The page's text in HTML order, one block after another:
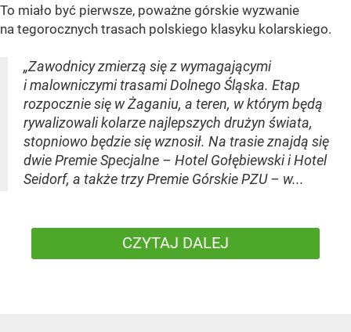
To miało być pierwsze, poważne górskie wyzwanie
na tegorocznych trasach polskiego klasyku kolarskiego.
„Zawodnicy zmierzą się z wymagającymi
i malowniczymi trasami Dolnego Śląska. Etap
rozpocznie się w Żaganiu, a teren, w którym będą
rywalizowali kolarze najlepszych drużyn świata,
stopniowo będzie się wznosił. Na trasie znajdą się
dwie Premie Specjalne – Hotel Gołębiewski i Hotel
Seidorf, a także trzy Premie Górskie PZU – w...
CZYTAJ DALEJ